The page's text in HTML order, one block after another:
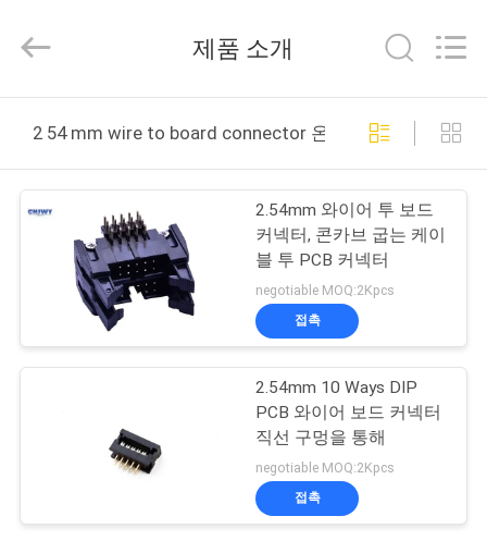
제
사
공
2018
Co.,Ltd.
제품 소개
2 54 mm wire to board connector 온라인 제조
2.54mm 와이어 투 보드
커넥터, 콘카브 굽는 케이
블 투 PCB 커넥터
negotiable MOQ:2Kpcs
접촉
2.54mm 10 Ways DIP
PCB 와이어 보드 커넥터
직선 구멍을 통해
negotiable MOQ:2Kpcs
접촉